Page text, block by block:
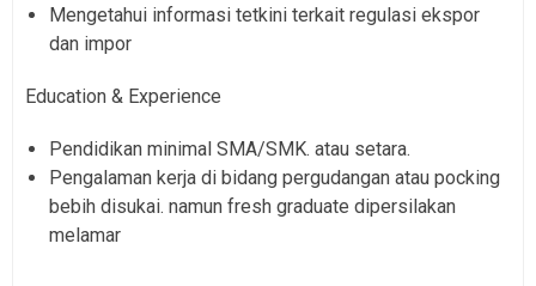
Mengetahui informasi tetkini terkait regulasi ekspor
dan impor
Education & Experience
Pendidikan minimal SMA/SMK. atau setara.
Pengalaman kerja di bidang pergudangan atau pocking
bebih disukai. namun fresh graduate dipersilakan
melamar